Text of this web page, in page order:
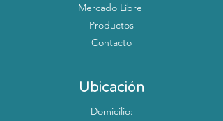
Mercado Libre
Productos
Contacto
Ubicación
Domicilio: